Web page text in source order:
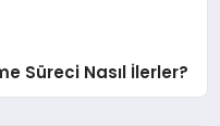
Süreci Nasıl İlerler?